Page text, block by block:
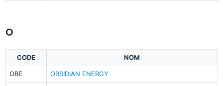
O
CODE NOM
OBE OBSIDIAN ENERGY